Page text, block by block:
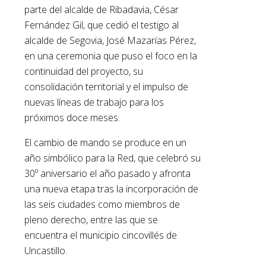
parte del alcalde de Ribadavia, César
Fernández Gil, que cedió el testigo al
alcalde de Segovia, José Mazarías Pérez,
en una ceremonia que puso el foco en la
continuidad del proyecto, su
consolidación territorial y el impulso de
nuevas líneas de trabajo para los
próximos doce meses.
El cambio de mando se produce en un
año simbólico para la Red, que celebró su
30º aniversario el año pasado y afronta
una nueva etapa tras la incorporación de
las seis ciudades como miembros de
pleno derecho, entre las que se
encuentra el municipio cincovillés de
Uncastillo.